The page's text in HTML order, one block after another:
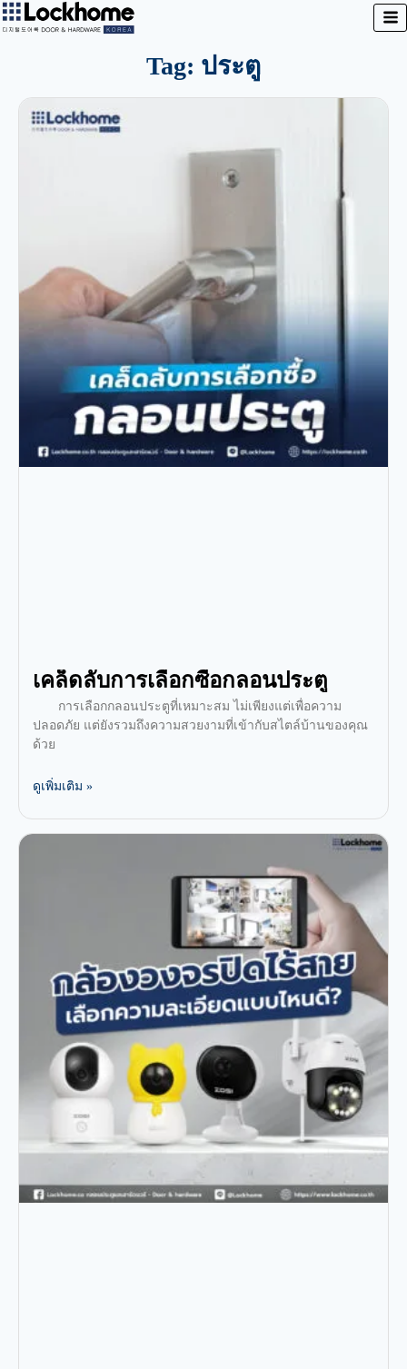
Tag: ประตู
เคล็ดลับการเลือกซื้อกลอนประตู
การเลือกกลอนประตูที่เหมาะสม ไม่เพียงแต่เพื่อความ
ปลอดภัย แต่ยังรวมถึงความสวยงามที่เข้ากับสไตล์บ้านของคุณ
ด้วย
ดูเพิ่มเติม »